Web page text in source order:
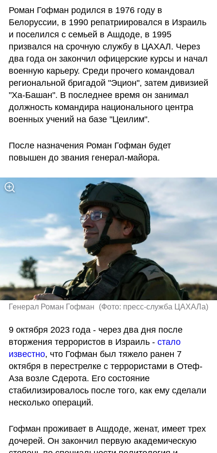
Роман Гофман родился в 1976 году в
Белоруссии, в 1990 репатриировался в Израиль
и поселился с семьей в Ашдоде, в 1995
призвался на срочную службу в ЦАХАЛ. Через
два года он закончил офицерские курсы и начал
военную карьеру. Среди прочего командовал
региональной бригадой "Эцион", затем дивизией
"Ха-Башан". В последнее время он занимал
должность командира национального центра
военных учений на базе "Цеилим".
После назначения Роман Гофман будет
повышен до звания генерал-майора.
Генерал Роман Гофман (Фото: пресс-служба ЦАХАЛа)
9 октября 2023 года - через два дня после
вторжения террористов в Израиль - стало
известно, что Гофман был тяжело ранен 7
октября в перестрелке с террористами в Отеф-
Аза возле Сдерота. Его состояние
стабилизировалось после того, как ему сделали
несколько операций.
Гофман проживает в Ашдоде, женат, имеет трех
дочерей. Он закончил первую академическую